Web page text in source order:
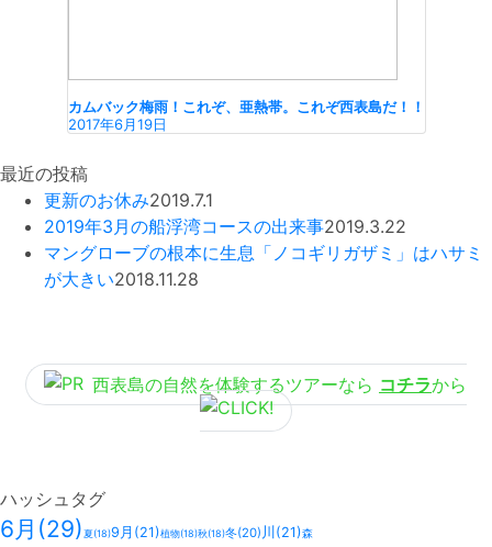
カムバック梅雨！これぞ、亜熱帯。これぞ西表島だ！！
2017年6月19日
最近の投稿
更新のお休み2019.7.1
2019年3月の船浮湾コースの出来事2019.3.22
マングローブの根本に生息「ノコギリガザミ」はハサミ
が大きい2018.11.28
西表島の自然を体験するツアーなら コチラから
ハッシュタグ
6月 (29)夏(18)9月 (21)植物(18)秋(18)冬(20) 川 (21)森